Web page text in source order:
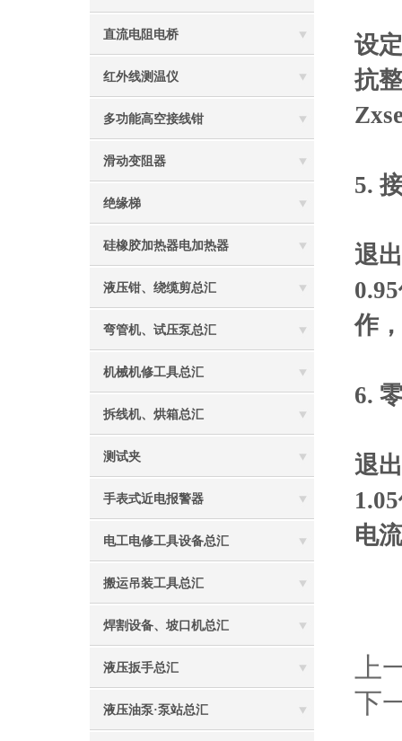
直流电阻电桥
红外线测温仪
多功能高空接线钳
滑动变阻器
绝缘梯
硅橡胶加热器电加热器
液压钳、绕缆剪总汇
弯管机、试压泵总汇
机械机修工具总汇
拆线机、烘箱总汇
测试夹
手表式近电报警器
电工电修工具设备总汇
搬运吊装工具总汇
焊割设备、坡口机总汇
液压扳手总汇
液压油泵·泵站总汇
设
抗
5.
退
作
6.
退
电
上
下